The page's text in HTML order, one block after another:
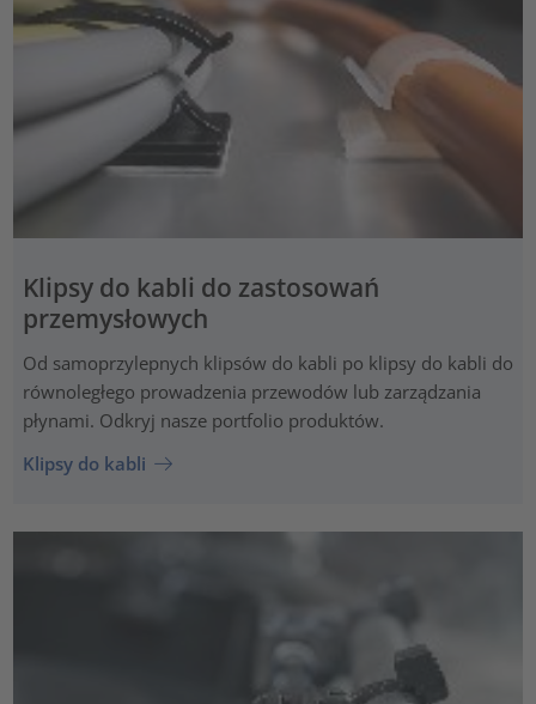
Klipsy do kabli do zastosowań
przemysłowych
Od samoprzylepnych klipsów do kabli po klipsy do kabli do
równoległego prowadzenia przewodów lub zarządzania
płynami. Odkryj nasze portfolio produktów.
Klipsy do kabli